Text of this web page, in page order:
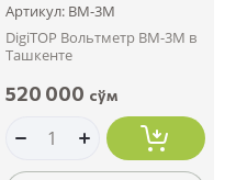
Артикул: ВМ-3М
DigiTOP Вольтметр ВМ-3М в
Ташкенте
520 000 сўм